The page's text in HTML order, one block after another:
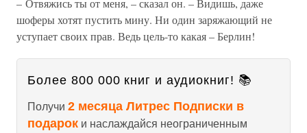
– Отвяжись ты от меня, – сказал он. – Видишь, даже
шоферы хотят пустить мину. Ни один заряжающий не
уступает своих прав. Ведь цель-то какая – Берлин!
Более 800 000 книг и аудиокниг! 📚
Получи 2 месяца Литрес Подписки в
подарок и наслаждайся неограниченным